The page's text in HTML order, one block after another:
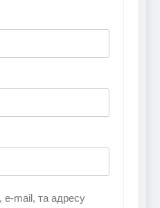
e-mail, та адресу